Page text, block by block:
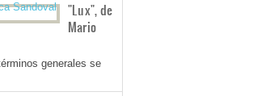
"Lux", de
Mario
generales se